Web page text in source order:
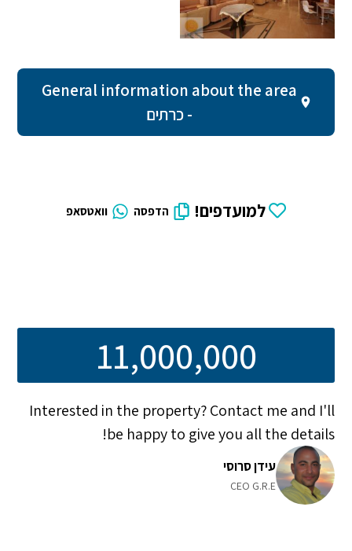
General information about the area
- כרתים
למועדפים! הדפסה וואטסאפ
11,000,000
Interested in the property? Contact me and I'll
be happy to give you all the details!
עידן סרוסי
CEO G.R.E